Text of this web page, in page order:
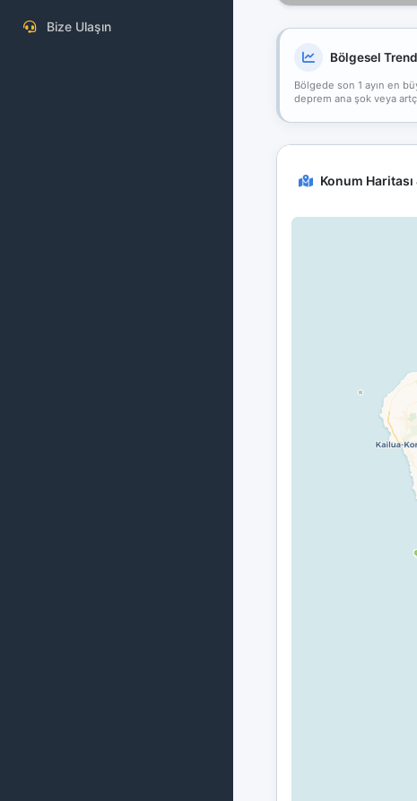
Bize Ulaşın
Bölgesel Trend
Bölgede son 1 ayın en
deprem ana şok veya
Konum